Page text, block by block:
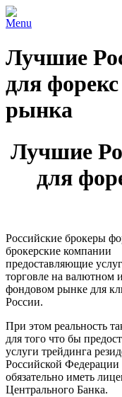
Menu
Лучшие
для
рынка
Лучшие
для
Российские брокеры
брокерские компании
предоставляющие
торговле на валютном и
фондовом рынке для
России.
При этом реальность
для того что бы
услуги трейдинга
Российской Федерации
обязательно иметь
Центрального Банка.